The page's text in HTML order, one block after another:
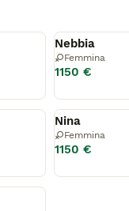
Nebbia
Femmina
1150 €
Riservato
Nina
Femmina
1150 €